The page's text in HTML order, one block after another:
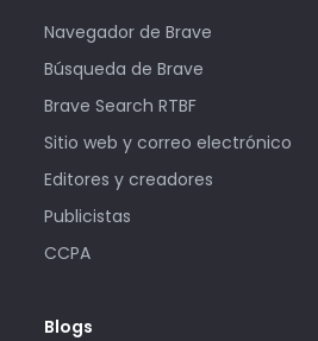
Navegador de Brave
Búsqueda de Brave
Brave Search RTBF
Sitio web y correo electrónico
Editores y creadores
Publicistas
CCPA
Blogs